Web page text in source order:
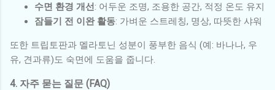
수면 환경 개선 : 어두운 조명, 조용한 공간, 적정 온도 유지
잠들기 전 이완 활동: 가벼운 스트레칭, 명상, 따뜻한 샤워
또한 트립토판과 멜라토닌 성분이 풍부한 음식 (예: 바나나, 우
유, 견과류)도 숙면에 도움을 줍니다.
4. 자주 묻는 질문 (FAQ)